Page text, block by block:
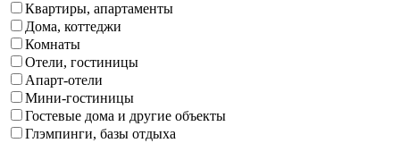
Квартиры, апартаменты
Дома, коттеджи
Комнаты
Отели, гостиницы
Апарт-отели
Мини-гостиницы
Гостевые дома и другие объекты
Глэмпинги, базы отдыха